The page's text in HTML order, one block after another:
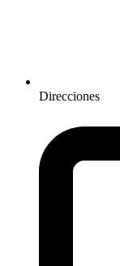
Direcciones